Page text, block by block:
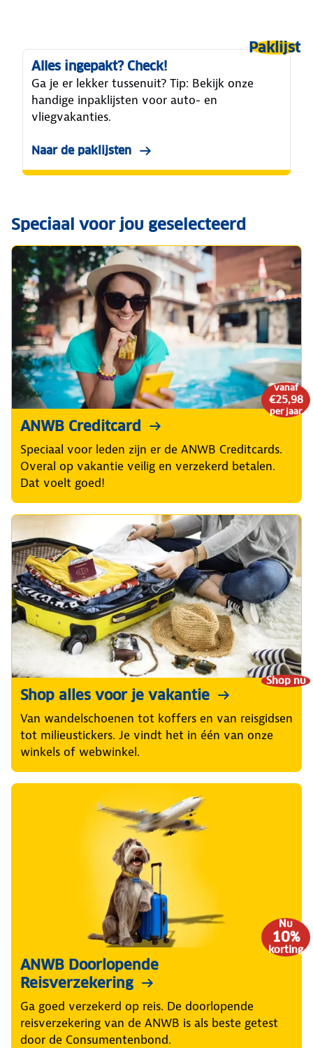
Paklijst
Alles ingepakt? Check!
Ga je er lekker tussenuit? Tip: Bekijk onze
handige inpaklijsten voor auto- en
vliegvakanties.
Naar de paklijsten
Speciaal voor jou geselecteerd
vanaf
€25,98
per jaar
ANWB Creditcard
Speciaal voor leden zijn er de ANWB Creditcards.
Overal op vakantie veilig en verzekerd betalen.
Dat voelt goed!
Shop nu
Shop alles voor je vakantie
Van wandelschoenen tot koffers en van reisgidsen
tot milieustickers. Je vindt het in één van onze
winkels of webwinkel.
Nu
10%
korting
ANWB Doorlopende
Reisverzekering
Ga goed verzekerd op reis. De doorlopende
reisverzekering van de ANWB is als beste getest
door de Consumentenbond.